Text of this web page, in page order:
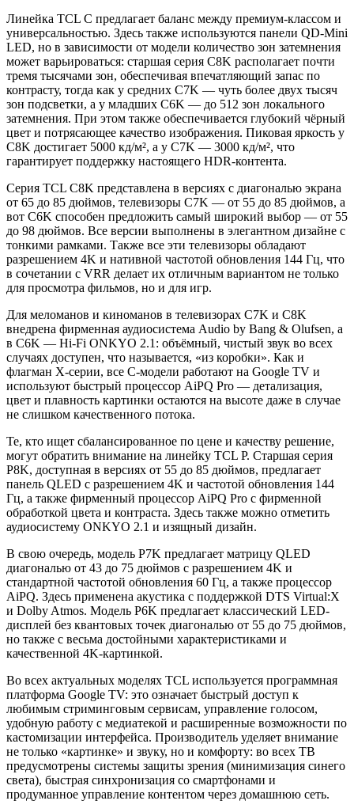
Линейка TCL C предлагает баланс между премиум-классом и
универсальностью. Здесь также используются панели QD-Mini
LED, но в зависимости от модели количество зон затемнения
может варьироваться: старшая серия C8K располагает почти
тремя тысячами зон, обеспечивая впечатляющий запас по
контрасту, тогда как у средних C7K — чуть более двух тысяч
зон подсветки, а у младших C6K — до 512 зон локального
затемнения. При этом также обеспечивается глубокий чёрный
цвет и потрясающее качество изображения. Пиковая яркость у
C8K достигает 5000 кд/м², а у C7K — 3000 кд/м², что
гарантирует поддержку настоящего HDR-контента.
Серия TCL C8K представлена в версиях с диагональю экрана
от 65 до 85 дюймов, телевизоры C7K — от 55 до 85 дюймов, а
вот C6K способен предложить самый широкий выбор — от 55
до 98 дюймов. Все версии выполнены в элегантном дизайне с
тонкими рамками. Также все эти телевизоры обладают
разрешением 4K и нативной частотой обновления 144 Гц, что
в сочетании с VRR делает их отличным вариантом не только
для просмотра фильмов, но и для игр.
Для меломанов и киноманов в телевизорах C7K и C8K
внедрена фирменная аудиосистема Audio by Bang & Olufsen, а
в C6K — Hi-Fi ONKYO 2.1: объёмный, чистый звук во всех
случаях доступен, что называется, «из коробки». Как и
флагман X-серии, все С-модели работают на Google TV и
используют быстрый процессор AiPQ Pro — детализация,
цвет и плавность картинки остаются на высоте даже в случае
не слишком качественного потока.
Те, кто ищет сбалансированное по цене и качеству решение,
могут обратить внимание на линейку TCL P. Старшая серия
P8K, доступная в версиях от 55 до 85 дюймов, предлагает
панель QLED с разрешением 4K и частотой обновления 144
Гц, а также фирменный процессор AiPQ Pro с фирменной
обработкой цвета и контраста. Здесь также можно отметить
аудиосистему ONKYO 2.1 и изящный дизайн.
В свою очередь, модель P7K предлагает матрицу QLED
диагональю от 43 до 75 дюймов с разрешением 4K и
стандартной частотой обновления 60 Гц, а также процессор
AiPQ. Здесь применена акустика с поддержкой DTS Virtual:X
и Dolby Atmos. Модель P6K предлагает классический LED-
дисплей без квантовых точек диагональю от 55 до 75 дюймов,
но также с весьма достойными характеристиками и
качественной 4K-картинкой.
Во всех актуальных моделях TCL используется программная
платформа Google TV: это означает быстрый доступ к
любимым стриминговым сервисам, управление голосом,
удобную работу с медиатекой и расширенные возможности по
кастомизации интерфейса. Производитель уделяет внимание
не только «картинке» и звуку, но и комфорту: во всех ТВ
предусмотрены системы защиты зрения (минимизация синего
света), быстрая синхронизация со смартфонами и
продуманное управление контентом через домашнюю сеть.